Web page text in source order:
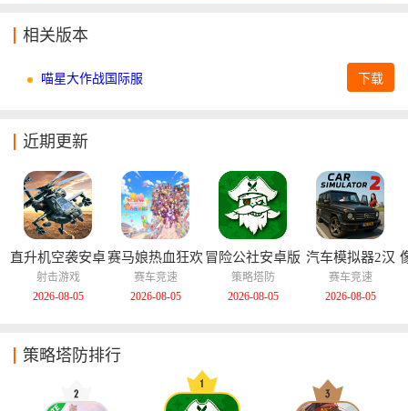
相关版本
喵星大作战国际服 下载
近期更新
直升机空袭安卓
版
射击游戏
2026-08-05
赛马娘热血狂欢
大感谢祭中文版
赛车竞速
2026-08-05
冒险公社安卓版
策略塔防
2026-08-05
汽车模拟器2汉
化版
赛车竞速
2026-08-05
策略塔防排行